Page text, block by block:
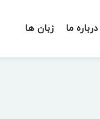
درباره ما زبان ها